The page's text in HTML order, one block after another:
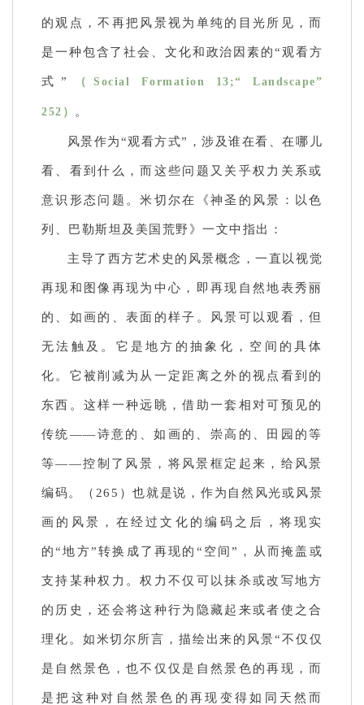
的观点，不再把风景视为单纯的目光所见，而
是一种包含了社会、文化和政治因素的“观看方
式” （Social Formation 13;“ Landscape”
252） 。
风景作为“观看方式”，涉及谁在看、在哪儿
看、看到什么，而这些问题又关乎权力关系或
意识形态问题。米切尔在《神圣的风景：以色
列、巴勒斯坦及美国荒野》一文中指出：
主导了西方艺术史的风景概念，一直以视觉
再现和图像再现为中心，即再现自然地表秀丽
的、如画的、表面的样子。风景可以观看，但
无法触及。它是地方的抽象化，空间的具体
化。它被削减为从一定距离之外的视点看到的
东西。这样一种远眺，借助一套相对可预见的
传统——诗意的、如画的、崇高的、田园的等
等——控制了风景，将风景框定起来，给风景
编码。（265）也就是说，作为自然风光或风景
画的风景，在经过文化的编码之后，将现实
的“地方”转换成了再现的“空间”，从而掩盖或
支持某种权力。权力不仅可以抹杀或改写地方
的历史，还会将这种行为隐藏起来或者使之合
理化。如米切尔所言，描绘出来的风景“不仅仅
是自然景色，也不仅仅是自然景色的再现，而
是把这种对自然景色的再现变得如同天然而